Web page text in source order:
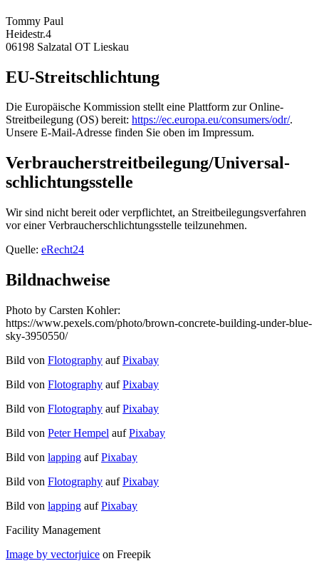
Tommy Paul
Heidestr.4
06198 Salzatal OT Lieskau
EU-Streitschlichtung
Die Europäische Kommission stellt eine Plattform zur Online-
Streitbeilegung (OS) bereit: https://ec.europa.eu/consumers/odr/.
Unsere E-Mail-Adresse finden Sie oben im Impressum.
Verbraucher­streit­beilegung/Universal­
schlichtungs­stelle
Wir sind nicht bereit oder verpflichtet, an Streitbeilegungsverfahren
vor einer Verbraucherschlichtungsstelle teilzunehmen.
Quelle: eRecht24
Bildnachweise
Photo by Carsten Kohler:
https://www.pexels.com/photo/brown-concrete-building-under-blue-
sky-3950550/
Bild von Flotography aufPixabay
Bild von Flotography aufPixabay
Bild von Flotography aufPixabay
Bild von Peter Hempel aufPixabay
Bild von lapping aufPixabay
Bild von Flotography aufPixabay
Bild von lapping aufPixabay
Facility Management
Image by vectorjuice on Freepik